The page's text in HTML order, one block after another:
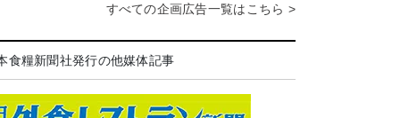
すべての企画広告一覧はこちら >
食糧新聞社発行の他媒体記事